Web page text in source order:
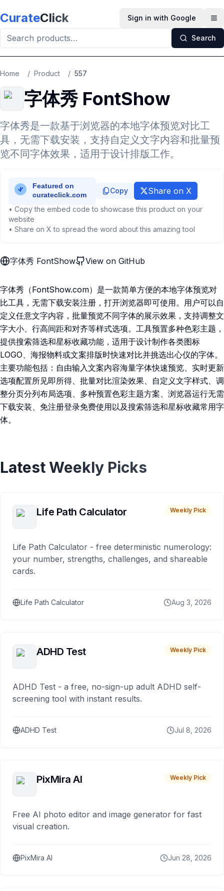
CurateClick Sign in with Google
Search
Home / Product / 557
字体秀 FontShow
字体秀是一款基于浏览器的本地字体预览对比工
具，无需下载安装，支持自定义文字内容和批量预
览不同字体效果，适用于设计排版工作。
Copy Share on X
• Copy the embed code to showcase this product on your
website
• Share on X to spread the word about this amazing tool
字体秀 FontShow View on GitHub
字体秀（FontShow.com）是一款简单方便的本地字体预览对
比工具，无需下载安装注册，打开浏览器即可使用。用户可以自
定义任意文字内容，批量预览不同字体的展示效果，支持调整文
字大小、行高间距和对齐等样式选项。工具预置多种色彩主题，
提供搜索筛选和星标收藏功能，适用于设计制作各类图标
LOGO、海报物料或文案排版时快速对比并挑选出心仪的字体。
主要功能包括：自由输入文案内容海量字体快速预览、实时更新
选项配置所见即所得、批量对比渲染效果、自定义文字样式、调
整分页分列布局选项、多种预置色彩主题方案、浏览器运行无需
下载安装、免注册登录免费使用以及搜索筛选和星标收藏常用字
体。
Latest Weekly Picks
Life Path Calculator Weekly Pick
Life Path Calculator - free deterministic numerology:
your number, strengths, challenges, and shareable
cards.
Life Path Calculator Aug 3, 2026
ADHD Test Weekly Pick
ADHD Test - a free, no-sign-up adult ADHD self-
screening tool with instant results.
ADHD Test Jul 8, 2026
PixMira AI Weekly Pick
Free AI photo editor and image generator for fast
visual creation.
PixMira AI Jun 28, 2026